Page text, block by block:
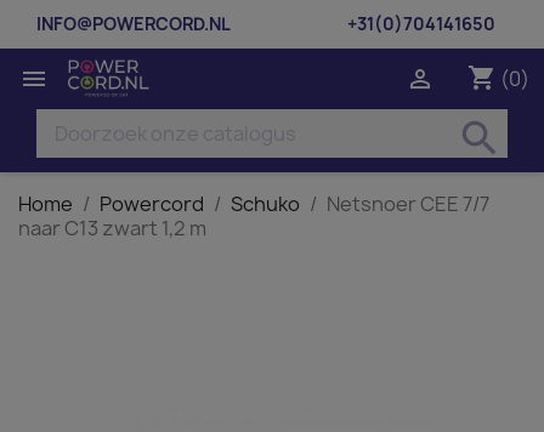
INFO@POWERCORD.NL +31(0)704141650
 shopping_cart (0)

search
Home Powercord Schuko
Netsnoer CEE 7/7
naar C13 zwart 1,2 m